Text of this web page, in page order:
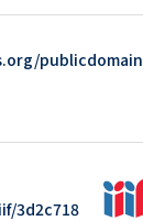
publicdomain
3d2c718